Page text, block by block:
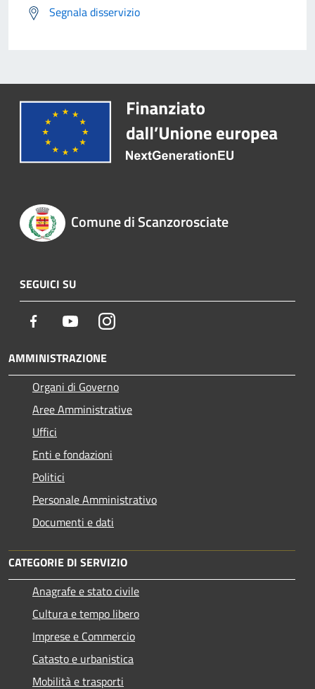
Segnala disservizio
Comune di Scanzorosciate
SEGUICI SU
Facebook YoutubeInstagram
AMMINISTRAZIONE
Organi di Governo
Aree Amministrative
Uffici
Enti e fondazioni
Politici
Personale Amministrativo
Documenti e dati
CATEGORIE DI SERVIZIO
Anagrafe e stato civile
Cultura e tempo libero
Imprese e Commercio
Catasto e urbanistica
Mobilità e trasporti